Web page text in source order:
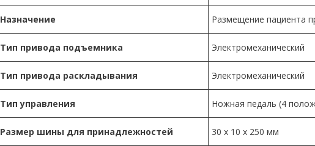
Назначение Размещение пациента
Тип привода подъемника Электромеханический
Тип привода раскладывания Электромеханический
Тип управления Ножная педаль (4
Размер шины для принадлежностей 30 x 10 x 250 мм